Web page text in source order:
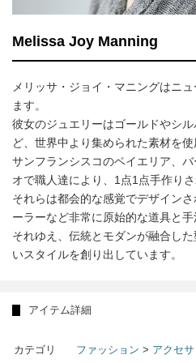
Melissa Joy Manning
メリッサ・ジョイ・マニングはニ
ます。
彼女のジュエリーはゴールドやシ
ど、世界中より集められた素材を使
サンフランシスコのベイエリア、
オで職人達により、1点1点手作りさ
それらは都会的な感覚でデザイン
ーラーなど非常に原始的な道具と手
それゆえ、伝統とモダンが融合し
いスタイルを創り出しています。
アイテム詳細
カテゴリ ファッション > アクセ